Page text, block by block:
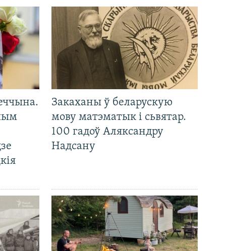
Закаханы ў беларускую
мову матэматык і сьвятар.
100 гадоў Аляксандру
Надсану